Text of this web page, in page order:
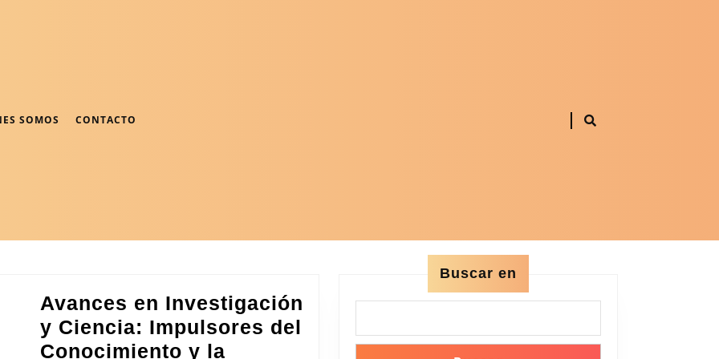
SOMOS CONTACTO
Avances en Investigación
y Ciencia: Impulsores del
Conocimiento y la
Buscar en